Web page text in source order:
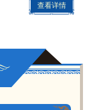
查看详情